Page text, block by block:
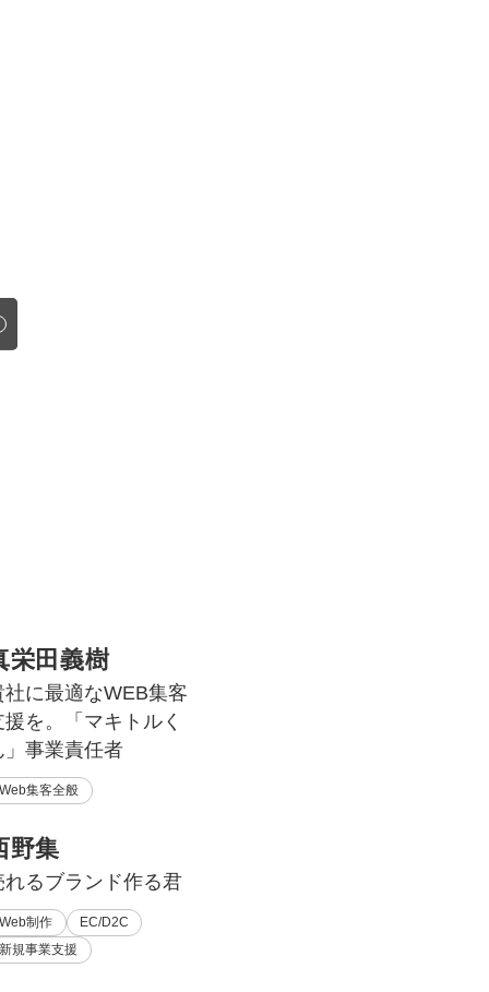
栄田義樹
社に最適なWEB集客
援を。「マキトルく
」事業責任者
Web集客全般
野集
れるブランド作る君
Web制作
EC/D2C
新規事業支援